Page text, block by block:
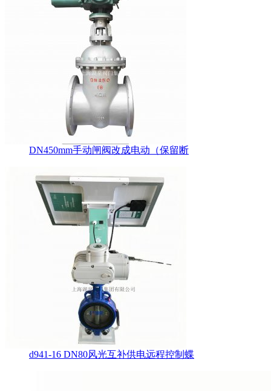
DN450mm手动闸阀改成电动（保留断
d941-16 DN80风光互补供电远程控制蝶